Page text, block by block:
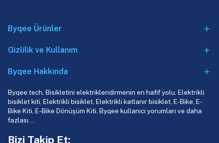
Byqee Ürünler
Gizlilik ve Kullanım
Byqee Hakkında
Byqee.tech, Bisikletini elektriklendirmenin en hafif yolu. Elektrikli
bisiklet kiti, Elektrikli bisiklet, Elektrikli katlanır bisiklet, E-Bike, E-
Bike Kiti, E-Bike Dönüşüm Kiti, Byqee kullanıcı yorumları ve daha
fazlası…
Bizi Takip Et: